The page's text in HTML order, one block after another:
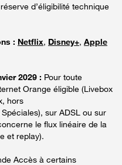
d’éligibilité technique
: Netflix, Disney+, Apple
2029 : Pour toute
Orange éligible (Livebox
hors
sur ADSL ou sur
le flux linéaire de la
et replay).
Accès à certains